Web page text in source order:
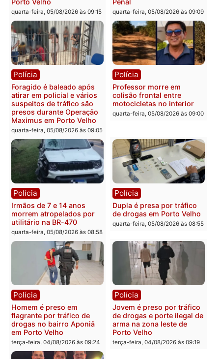
Rondônia
Médicos são investigados
por suspeita de receber
salário sem cumprir carga
horária em RO
quarta-feira, 05/08/2026 às 12:25
Polícia
Operação Contemplados
cumpre mandados e
prende investigado por
fraude na falsa oferta de
financiamentos
Polícia
Adolescentes são
apreendidos após furto em
farmácia na zona sul de
Porto Velho
quarta-feira, 05/08/2026 às 09:15
Polícia
Ciclista de 66 anos é
assaltado durante
pedalada na Estrada da
quarta-feira, 05/08/2026 às
Polícia
Foragido é baleado após
atirar em policial e vários
suspeitos de tráfico são
presos durante Operação
Polícia
Professor morre em
colisão frontal entre
motocicletas no interior